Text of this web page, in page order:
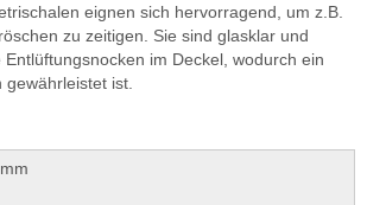
eignen sich hervorragend, um z.B.
zu zeitigen. Sie sind glasklar und
im Deckel, wodurch ein
ist.